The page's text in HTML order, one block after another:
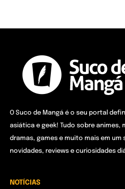
O Suco de Mangá é o seu portal
asiática e geek! Tudo sobre animes,
dramas, games e muito mais em um
novidades, reviews e curiosidades
NOTÍCIAS